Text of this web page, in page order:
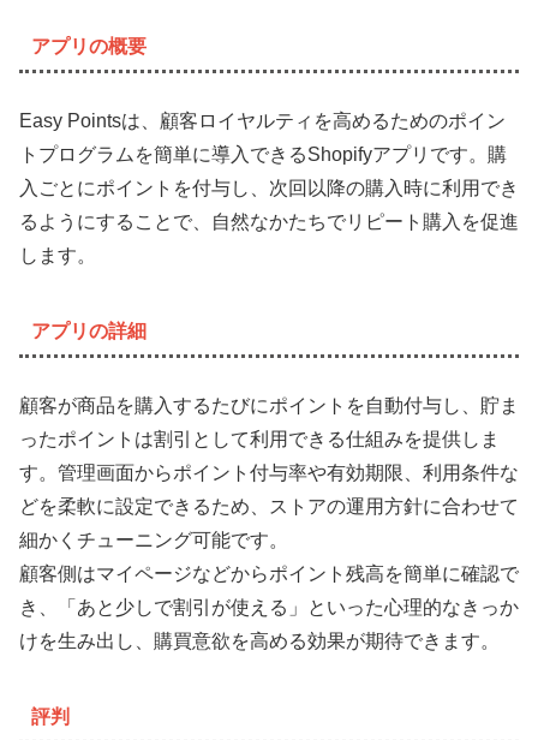
アプリの概要
Easy Pointsは、顧客ロイヤルティを高めるためのポイン
トプログラムを簡単に導入できるShopifyアプリです。購
入ごとにポイントを付与し、次回以降の購入時に利用でき
るようにすることで、自然なかたちでリピート購入を促進
します。
アプリの詳細
顧客が商品を購入するたびにポイントを自動付与し、貯ま
ったポイントは割引として利用できる仕組みを提供しま
す。管理画面からポイント付与率や有効期限、利用条件な
どを柔軟に設定できるため、ストアの運用方針に合わせて
細かくチューニング可能です。
顧客側はマイページなどからポイント残高を簡単に確認で
き、「あと少しで割引が使える」といった心理的なきっか
けを生み出し、購買意欲を高める効果が期待できます。
評判